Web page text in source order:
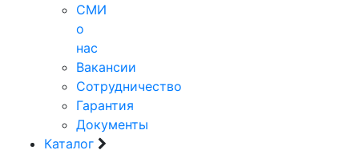
СМИ
о
нас
Вакансии
Сотрудничество
Гарантия
Документы
Каталог